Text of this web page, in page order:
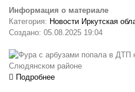
Информация о материале
Категория: Новости Иркутская
Создано: 05.08.2025 19:04
Подробнее